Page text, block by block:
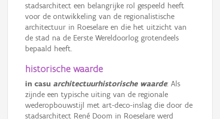
stadsarchitect een belangrijke rol gespeeld heeft
voor de ontwikkeling van de regionalistische
architectuur in Roeselare en die het uitzicht van
de stad na de Eerste Wereldoorlog grotendeels
bepaald heeft.
historische waarde
in casu architectuurhistorische waarde: Als
zijnde een typische uiting van de regionale
wederopbouwstijl met art-deco-inslag die door de
stadsarchitect René Doom in Roeselare werd